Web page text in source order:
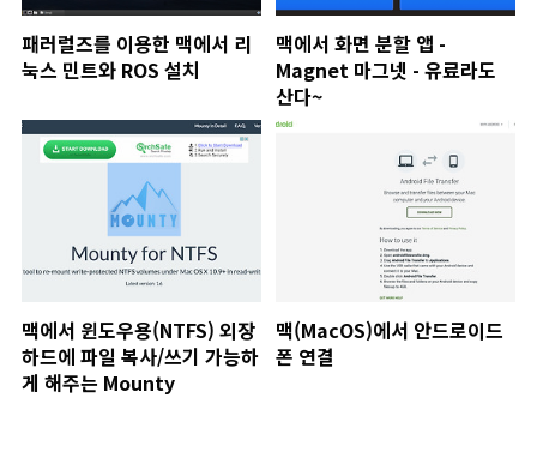
패러럴즈를 이용한 맥에서 리
눅스 민트와 ROS 설치
맥에서 화면 분할 앱 -
Magnet 마그넷 - 유료라도
산다~
맥에서 윈도우용(NTFS) 외장
하드에 파일 복사/쓰기 가능하
게 해주는 Mounty
맥(MacOS)에서 안드로이드
폰 연결